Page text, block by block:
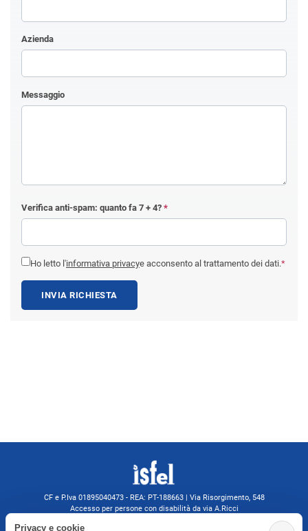
Azienda
Messaggio
Verifica anti-spam: quanto fa 7 + 4? *
Ho letto l'informativa privacye acconsento al trattamento dei dati.*
INVIA RICHIESTA
CF e P.Iva 01895040473 - REA: PT-188663 | Via Risorgimento, 548
Accesso per persone con disabilità da via A.Ricci
Privacy e cookie